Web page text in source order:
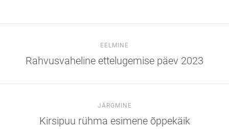
EELMINE
Rahvusvaheline ettelugemise päev 2023
JÄRGMINE
Kirsipuu rühma esimene õppekäik